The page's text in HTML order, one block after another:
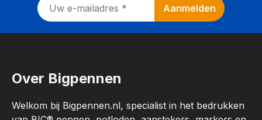
Over Bigpennen
Welkom bij Bigpennen.nl, specialist in het bedrukken